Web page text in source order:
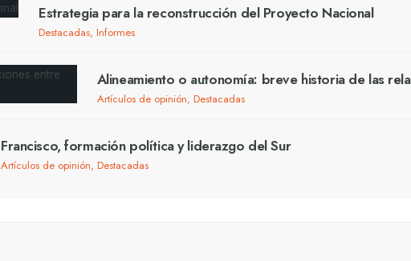
Estrategia para la reconstrucción del Proyecto Nacional
Destacadas, Informes
Alineamiento o autonomía: breve historia de las
Artículos de opinión, Destacadas
Francisco, formación política y liderazgo del Sur
Artículos de opinión, Destacadas